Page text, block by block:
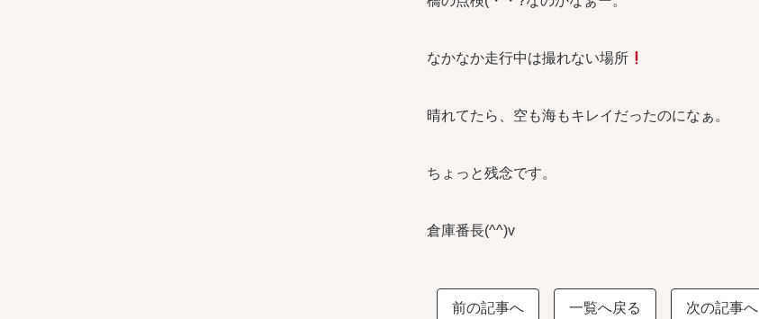
なかなか走行中は撮れない場所
晴れてたら、空も海もキレイだったのになぁ。
ちょっと残念です。
倉庫番長(^^)v
前の記事へ 一覧へ戻る 次の記事へ